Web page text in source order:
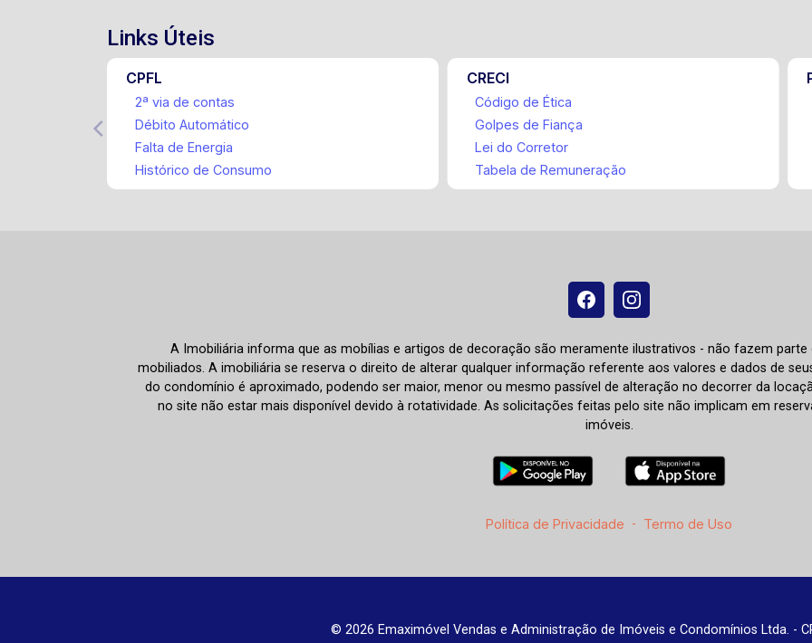
Links Úteis
CPFL
2ª via de contas
Débito Automático
Falta de Energia
Histórico de Consumo
CRECI
Código de Ética
Golpes de Fiança
Lei do Corretor
Tabela de Remuneração
A Imobiliária informa que as mobílias e artigos de decoração são meramente ilustrativos - não fazem
mobiliados. A imobiliária se reserva o direito de alterar qualquer informação referente aos valores e dados de
do condomínio é aproximado, podendo ser maior, menor ou mesmo passível de alteração no decorrer da
no site não estar mais disponível devido à rotatividade. As solicitações feitas pelo site não implicam em
imóveis.
Política de Privacidade - Termo de Uso
© 2026 Emaximóvel Vendas e Administração de Imóveis e Condomínios Ltda. -